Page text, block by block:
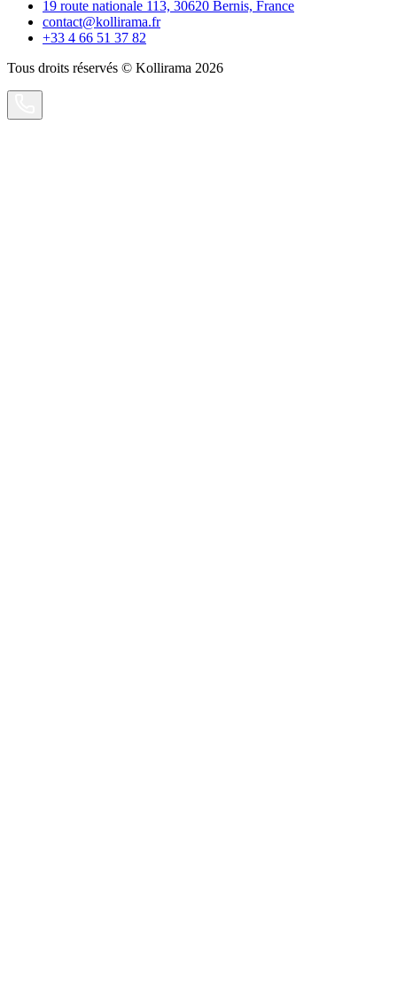
19 route nationale 113, 30620 Bernis, France
contact@kollirama.fr
+33 4 66 51 37 82
Tous droits réservés © Kollirama 2026